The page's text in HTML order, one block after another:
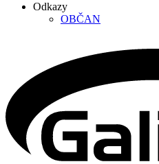
Odkazy
OBČAN